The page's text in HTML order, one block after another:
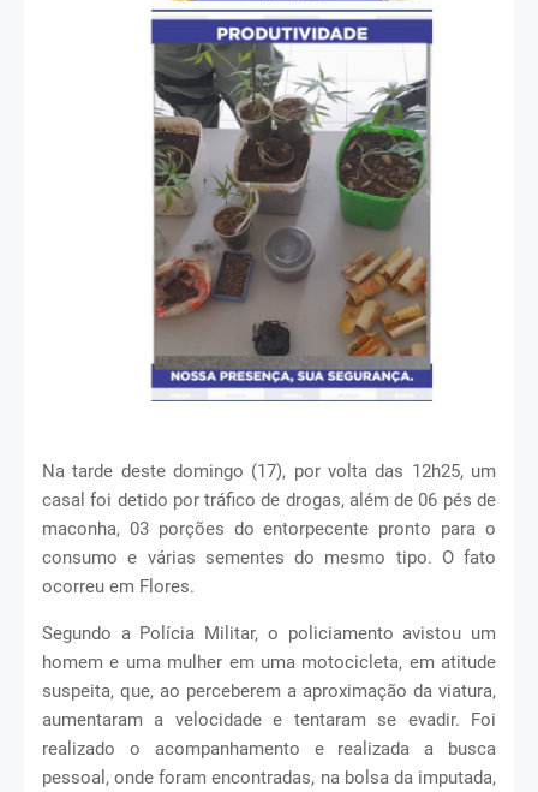
Na tarde deste domingo (17), por volta das 12h25, um
casal foi detido por tráfico de drogas, além de 06 pés de
maconha, 03 porções do entorpecente pronto para o
consumo e várias sementes do mesmo tipo. O fato
ocorreu em Flores.
Segundo a Polícia Militar, o policiamento avistou um
homem e uma mulher em uma motocicleta, em atitude
suspeita, que, ao perceberem a aproximação da viatura,
aumentaram a velocidade e tentaram se evadir. Foi
realizado o acompanhamento e realizada a busca
pessoal, onde foram encontradas, na bolsa da imputada,